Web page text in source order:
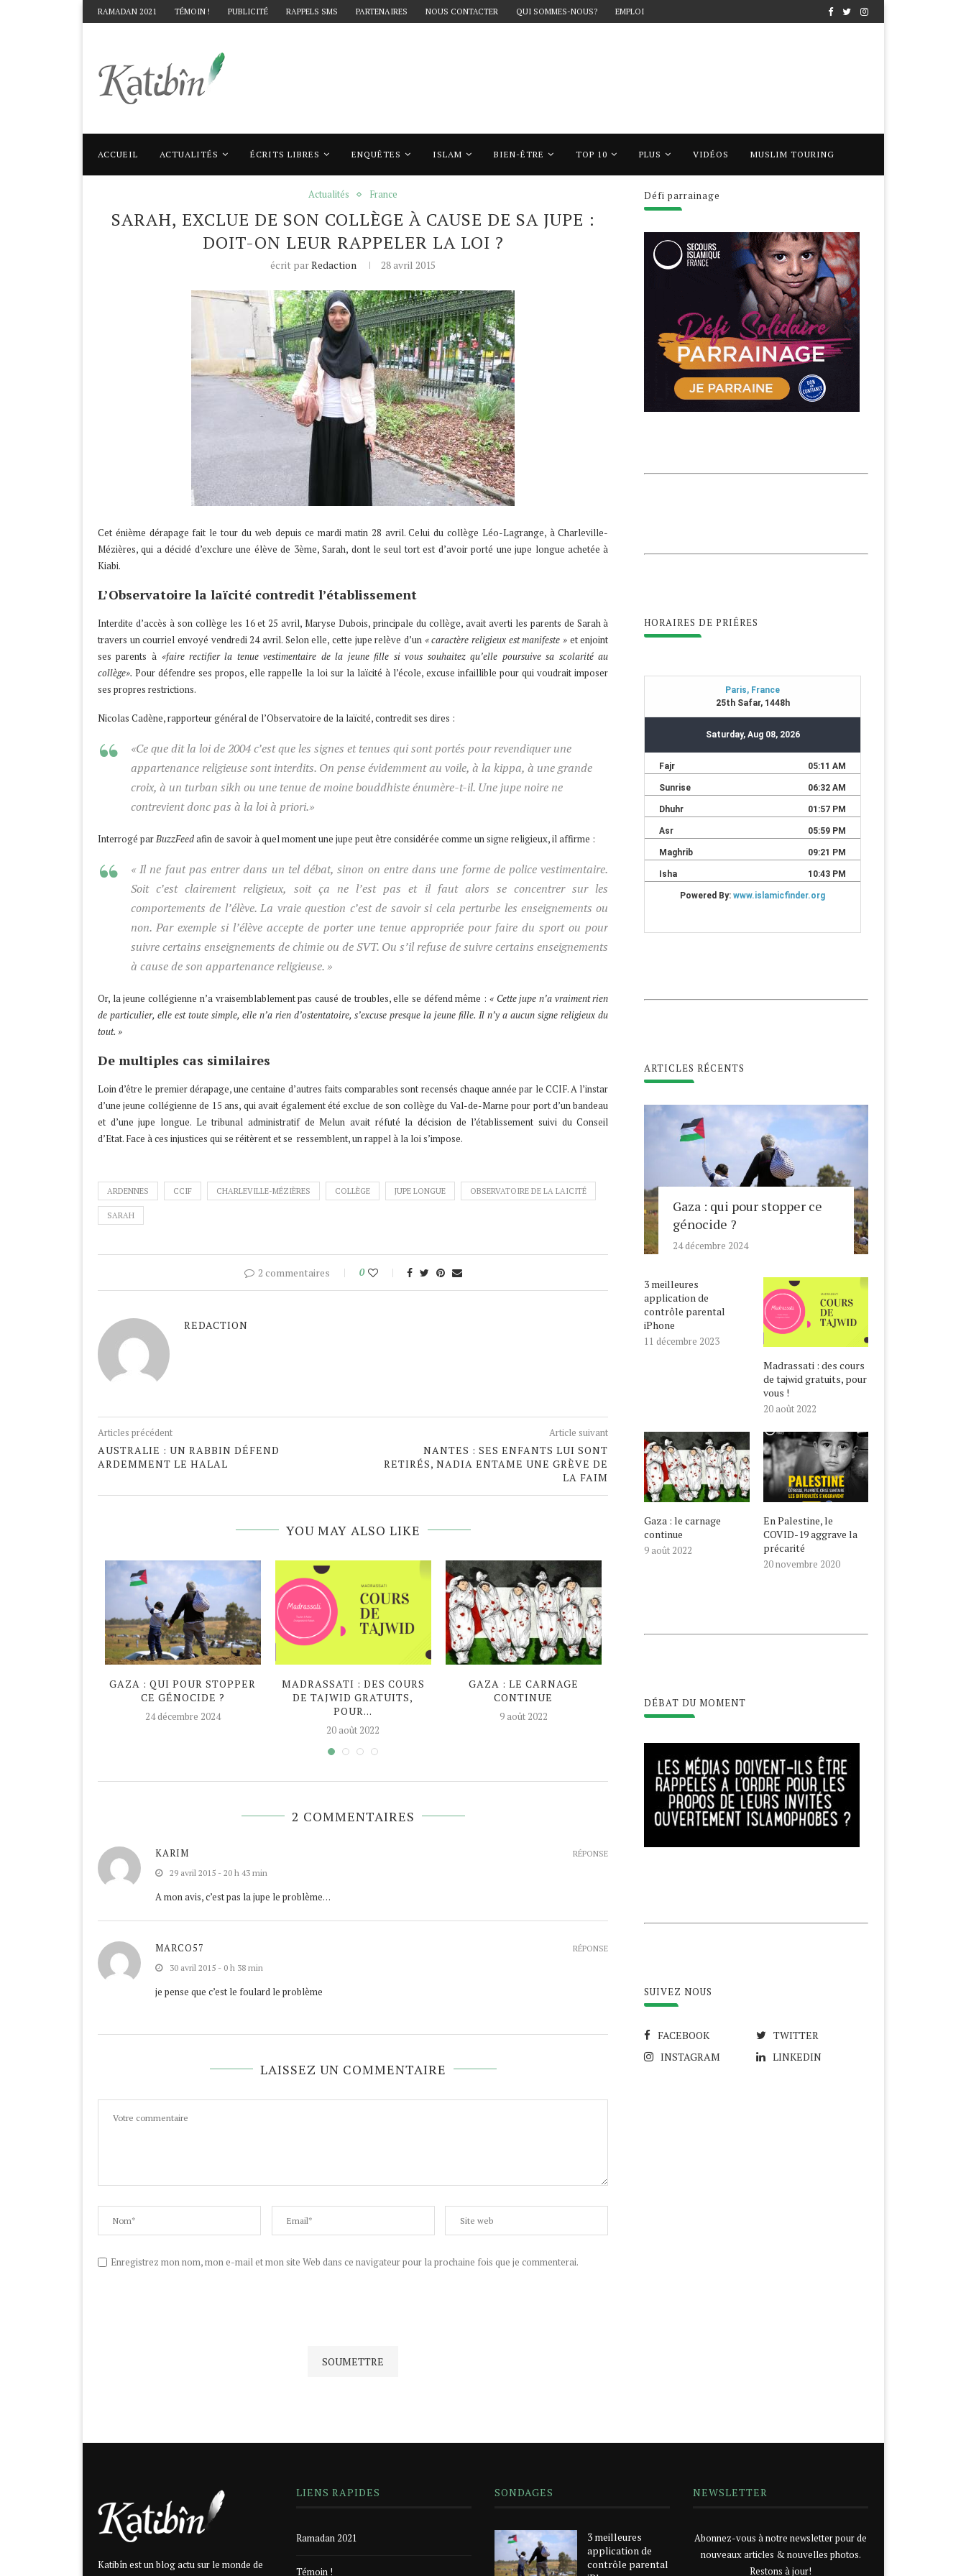
RAMADAN 2021 TÉMOIN ! PUBLICITÉ RAPPELS SMS PARTENAIRES NOUS CONTACTER QUI SOMMES-NOUS? EMPLOI
ACCUEIL ACTUALITÉS ÉCRITS LIBRES ENQUÊTES ISLAM BIEN-ÊTRE TOP 10 PLUS VIDÉOS MUSLIM TOURING
Accueil Actualités Sarah, exclue de son collège à cause de sa jupe : doit-on leur rappeler la loi ?
Actualités France
SARAH, EXCLUE DE SON COLLÈGE À CAUSE DE SA JUPE :
DOIT-ON LEUR RAPPELER LA LOI ?
écrit parRedaction 28 avril 2015
Cet énième dérapage fait le tour du web depuis ce mardi matin 28 avril. Celui du collège Léo-Lagrange, à Charleville-
Mézières, qui a décidé d’exclure une élève de 3ème, Sarah, dont le seul tort est d’avoir porté une jupe longue achetée à
Kiabi.
L’Observatoire la laïcité contredit l’établissement
Interdite d’accès à son collège les 16 et 25 avril, Maryse Dubois, principale du collège, avait averti les parents de Sarah à
travers un courriel envoyé vendredi 24 avril. Selon elle, cette jupe relève d’un « caractère religieux est manifeste » et enjoint
ses parents à «faire rectifier la tenue vestimentaire de la jeune fille si vous souhaitez qu’elle poursuive sa scolarité au
collège».Pour défendre ses propos, elle rappelle la loi sur la laïcité à l’école, excuse infaillible pour qui voudrait imposer
ses propres restrictions.
Nicolas Cadène, rapporteur généralde l’Observatoire de la laïcité, contredit ses dires :
«Ce que dit la loi de 2004 c’est que les signes et tenues qui sont portés pour revendiquer une
appartenance religieuse sont interdits. On pense évidemment au voile, à la kippa, à une grande
croix, à un turban sikh ou une tenue de moine bouddhiste énumère-t-il. Une jupe noire ne
contrevient donc pas à la loi à priori.»
Interrogé parBuzzFeedafin de savoir à quel moment une jupe peut être considérée comme un signe religieux, il affirme :
« Il ne faut pas entrer dans un tel débat, sinon on entre dans une forme de police vestimentaire.
Soit c’est clairement religieux, soit ça ne l’est pas et il faut alors se concentrer sur les
comportements de l’élève. La vraie question c’est de savoir si cela perturbe les enseignements ou
non. Par exemple si l’élève accepte de porter une tenue appropriée pour faire du sport ou pour
suivre certains enseignements de chimie ou de SVT. Ou s’il refuse de suivre certains enseignements
à cause de son appartenance religieuse. »
Or, la jeune collégienne n’a vraisemblablement pas causé de troubles, elle se défend même : « Cette jupe n’a vraiment rien
de particulier, elle est toute simple, elle n’a rien d’ostentatoire, s’excuse presque la jeune fille. Il n’y a aucun signe religieux du
tout. »
De multiples cas similaires
Loin d’être le premier dérapage, une centaine d’autres faits comparables sont recensés chaque année par le CCIF. A l’instar
d’une jeune collégienne de 15 ans, qui avait également été exclue de son collège du Val-de-Marne pour port d’un bandeau
et d’une jupe longue. Le tribunal administratif de Melun avait réfuté la décision de l’établissement suivi du Conseil
d’Etat. Face à ces injustices qui se réitèrent et se ressemblent, un rappel à la loi s’impose.
ARDENNES CCIF CHARLEVILLE-MÉZIÈRES COLLÈGE JUPE LONGUE OBSERVATOIRE DE LA LAICITÉ
SARAH
2 commentaires 0
REDACTION
Articles précédent
AUSTRALIE : UN RABBIN DÉFEND
ARDEMMENT LE HALAL
Article suivant
NANTES : SES ENFANTS LUI SONT
RETIRÉS, NADIA ENTAME UNE GRÈVE DE
LA FAIM
YOU MAY ALSO LIKE
GAZA : QUI POUR STOPPER
CE GÉNOCIDE ?
24 décembre 2024
MADRASSATI : DES COURS
DE TAJWID GRATUITS,
POUR...
20 août 2022
GAZA : LE CARNAGE
CONTINUE
9 août 2022
AGGRAVE LA PRÉCARITÉ
20 novembre 2020
2 COMMENTAIRES
KARIM
29 avril 2015 - 20 h 43 min
A mon avis, c’est pas la jupe le problème…
RÉPONSE
MARCO57
30 avril 2015 - 0 h 38 min
je pense que c’est le foulard le problème
RÉPONSE
LAISSEZ UN COMMENTAIRE
Enregistrez mon nom, mon e-mail et mon site Web dans ce navigateur pour la prochaine fois que je commenterai.
Défi parrainage
HORAIRES DE PRIÊRES
ARTICLES RÉCENTS
Gaza : qui pour stopper ce
génocide ?
24 décembre 2024
3 meilleures
application de
contrôle parental
iPhone
11 décembre 2023
Madrassati : des cours
de tajwid gratuits, pour
vous !
20 août 2022
Gaza : le carnage
continue
9 août 2022
En Palestine, le
COVID-19 aggrave la
précarité
20 novembre 2020
DÉBAT DU MOMENT
SUIVEZ NOUS
FACEBOOK
TWITTER
INSTAGRAM
LINKEDIN
Katibîn est un blog actu sur le monde de
LIENS RAPIDES
Ramadan 2021
Témoin !
SONDAGES
3 meilleures
application de
contrôle parental
NEWSLETTER
Abonnez-vous à notre newsletter pour de
nouveaux articles & nouvelles photos.
Restons à jour!